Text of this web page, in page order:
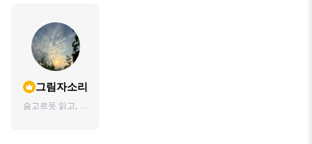
그림자소리
숨고르듯 읽고, 쉼